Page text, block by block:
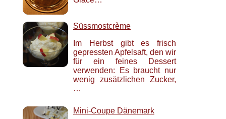
Süssmostcrème
Im Herbst gibt es frisch
gepressten Apfelsaft, den wir
für ein feines Dessert
verwenden: Es braucht nur
wenig zusätzlichen Zucker,
…
Mini-Coupe Dänemark